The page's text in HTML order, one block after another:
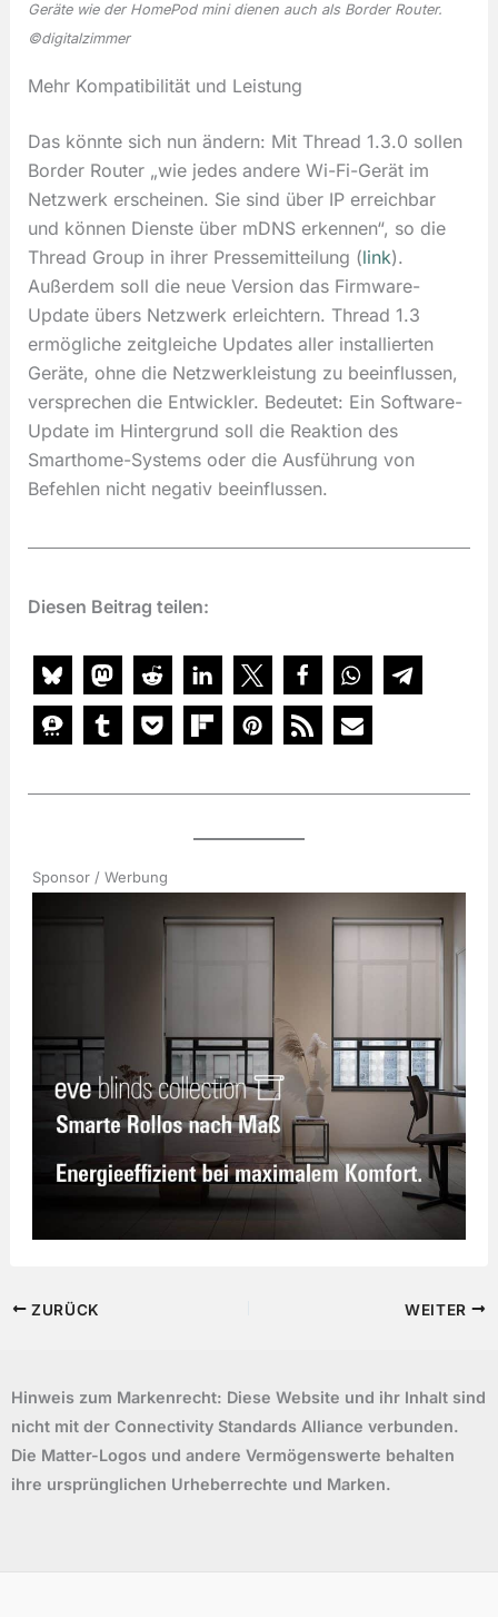
Geräte wie der HomePod mini dienen auch als Border Router.
©digitalzimmer
Mehr Kompatibilität und Leistung
Das könnte sich nun ändern: Mit Thread 1.3.0 sollen
Border Router „wie jedes andere Wi-Fi-Gerät im
Netzwerk erscheinen. Sie sind über IP erreichbar
und können Dienste über mDNS erkennen“, so die
Thread Group in ihrer Pressemitteilung (link).
Außerdem soll die neue Version das Firmware-
Update übers Netzwerk erleichtern. Thread 1.3
ermögliche zeitgleiche Updates aller installierten
Geräte, ohne die Netzwerkleistung zu beeinflussen,
versprechen die Entwickler. Bedeutet: Ein Software-
Update im Hintergrund soll die Reaktion des
Smarthome-Systems oder die Ausführung von
Befehlen nicht negativ beeinflussen.
Diesen Beitrag teilen:
Sponsor / Werbung
ZURÜCK WEITER
Hinweis zum Markenrecht: Diese Website und ihr Inhalt sind
nicht mit der Connectivity Standards Alliance verbunden.
Die Matter-Logos und andere Vermögenswerte behalten
ihre ursprünglichen Urheberrechte und Marken.